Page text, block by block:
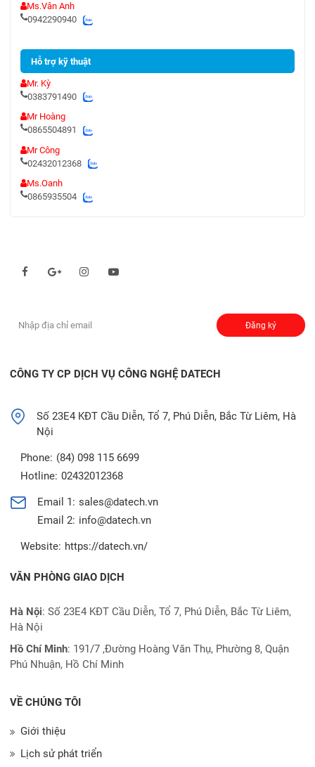
Ms.Vân Anh
0942290940
Hỗ trợ kỹ thuật
Mr. Kỳ
0383791490
Mr Hoàng
0865504891
Mr Công
02432012368
Ms.Oanh
0865935504
Đăng ký
CÔNG TY CP DỊCH VỤ CÔNG NGHỆ DATECH
Số 23E4 KĐT Cầu Diễn, Tổ 7, Phú Diễn, Bắc Từ Liêm, Hà
Nội
Phone: (84) 098 115 6699
Hotline: 02432012368
Email 1: sales@datech.vn
Email 2: info@datech.vn
Website: https://datech.vn/
VĂN PHÒNG GIAO DỊCH
Hà Nội: Số 23E4 KĐT Cầu Diễn, Tổ 7, Phú Diễn, Bắc Từ Liêm,
Hà Nội
Hồ Chí Minh: 191/7 ,Đường Hoàng Văn Thụ, Phường 8, Quận
Phú Nhuận, Hồ Chí Minh
VỀ CHÚNG TÔI
Giới thiệu
Lịch sử phát triển